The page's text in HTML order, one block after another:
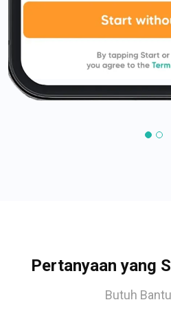
Pertanyaan yang
Butuh